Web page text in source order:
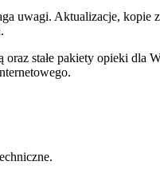
uwagi. Aktualizacje, kopie
stałe pakiety opieki dla